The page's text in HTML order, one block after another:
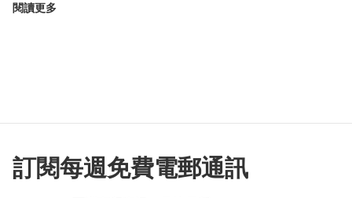
閱讀更多
訂閱每週免費電郵通訊